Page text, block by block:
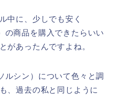
中に、少しでも安く
商品を購入できたらいい
があったんですよね。
シン）について色々と調
、過去の私と同じように